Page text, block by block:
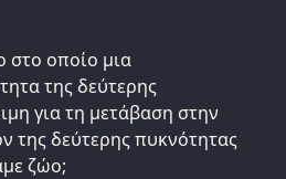
στο οποίο μια
της δεύτερης
για τη μετάβαση στην
της δεύτερης πυκνότητας
ζώο;